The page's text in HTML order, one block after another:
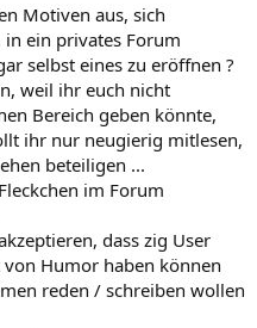
Motiven aus, sich
ein privates Forum
selbst eines zu eröffnen ?
weil ihr euch nicht
Bereich geben könnte,
ihr nur neugierig mitlesen,
beteiligen ...
im Forum
dass zig User
Humor haben können
reden / schreiben wollen